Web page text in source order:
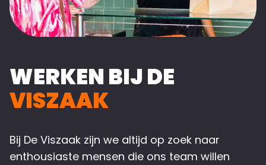
WERKEN BIJ DE
VISZAAK
Bij De Viszaak zijn we altijd op zoek naar
enthousiaste mensen die ons team willen